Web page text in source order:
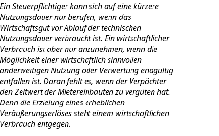
Ein Steuerpflichtiger kann sich auf eine kürzere
Nutzungsdauer nur berufen, wenn das
Wirtschaftsgut vor Ablauf der technischen
Nutzungsdauer verbraucht ist. Ein wirtschaftlicher
Verbrauch ist aber nur anzunehmen, wenn die
Möglichkeit einer wirtschaftlich sinnvollen
anderweitigen Nutzung oder Verwertung endgültig
entfallen ist. Daran fehlt es, wenn der Verpächter
den Zeitwert der Mietereinbauten zu vergüten hat.
Denn die Erzielung eines erheblichen
Veräußerungserlöses steht einem wirtschaftlichen
Verbrauch entgegen.